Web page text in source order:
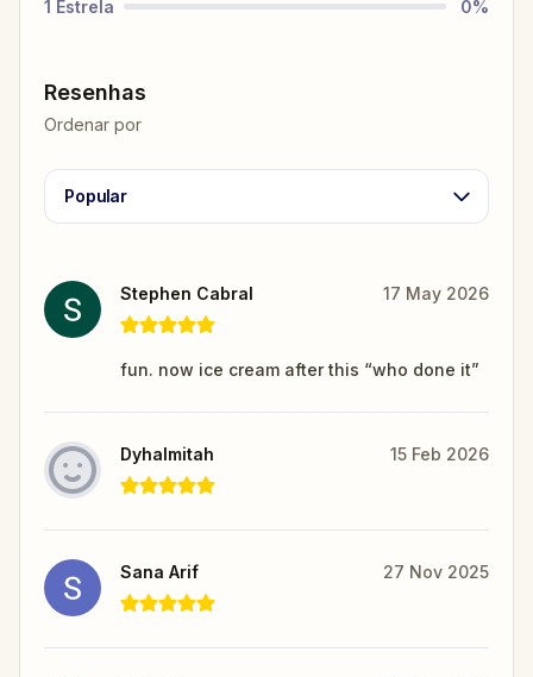
1 Estrela 0%
Resenhas
Ordenar por
Popular
Stephen Cabral 17 May 2026
fun. now ice cream after this “who done it”
Dyhalmitah 15 Feb 2026
Sana Arif 27 Nov 2025